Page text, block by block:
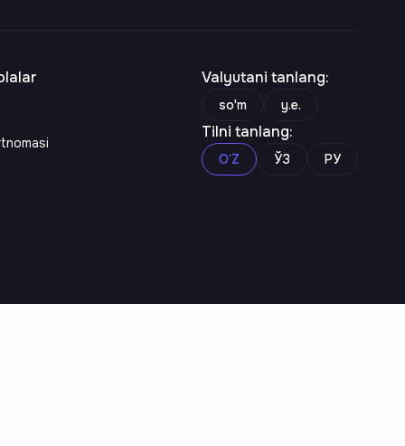
Valyutani tanlang:
so'm y.e.
Tilni tanlang:
O‘Z ЎЗ РУ